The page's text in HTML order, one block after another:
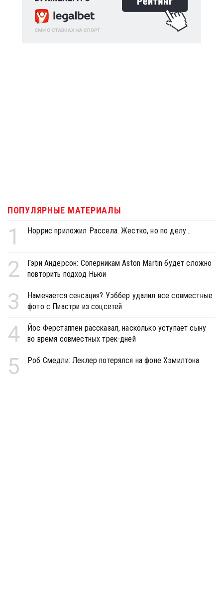
ПОПУЛЯРНЫЕ МАТЕРИАЛЫ
1 Норрис приложил Рассела. Жестко, но по делу...
2
Гэри Андерсон: Соперникам Aston Martin будет сложно
повторить подход Ньюи
3
Намечается сенсация? Уэббер удалил все совместные
фото с Пиастри из соцсетей
4
Йос Ферстаппен рассказал, насколько уступает сыну
во время совместных трек-дней
5 Роб Смедли: Леклер потерялся на фоне Хэмилтона